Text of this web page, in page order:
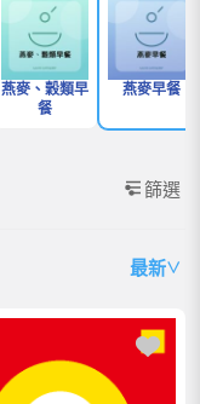
燕麥、穀類早
餐
燕麥早餐
篩選
最新∨